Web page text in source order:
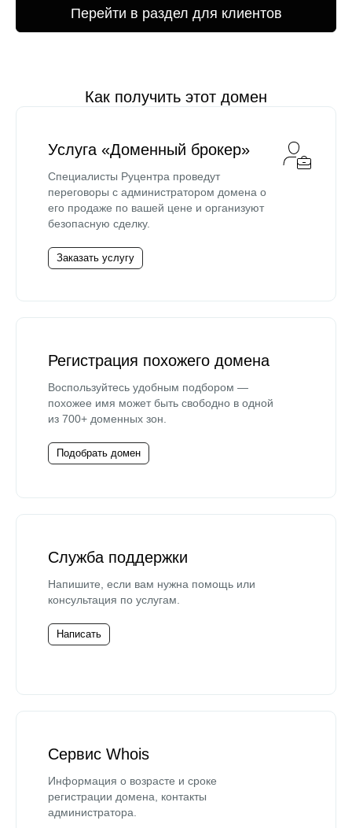
Перейти в раздел для клиентов
Как получить этот домен
Услуга «Доменный брокер»
Специалисты Руцентра проведут
переговоры с администратором домена о
его продаже по вашей цене и организуют
безопасную сделку.
Заказать услугу
Регистрация похожего домена
Воспользуйтесь удобным подбором —
похожее имя может быть свободно в одной
из 700+ доменных зон.
Подобрать домен
Служба поддержки
Напишите, если вам нужна помощь или
консультация по услугам.
Написать
Сервис Whois
Информация о возрасте и сроке
регистрации домена, контакты
администратора.